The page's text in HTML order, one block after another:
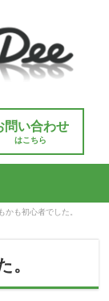
問い合わせ
はこちら
かも初心者でした。
。